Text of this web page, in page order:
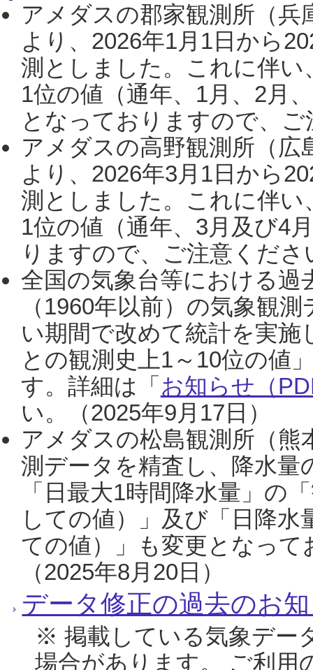
アメダスの郡家観測所（
より、2026年1月1日から
測としました。これに伴い
1位の値（通年、1月、2月
となっておりますので、
アメダスの高野観測所（
より、2026年3月1日から
測としました。これに伴い
1位の値（通年、3月及び4
りますので、ご注意くだ
全国の気象台等における過
（1960年以前）の気象観
い期間で改めて統計を実
との観測史上1～10位の値
す。詳細は「 お知らせ（
い。（2025年9月17日）
アメダスの松島観測所（熊
測データを精査し、降水
「日最大1時間降水量」の
しての値）」及び「日降
ての値）」も変更となっ
（2025年8月20日）
データ修正の過去のお
※ 掲載している気象デー
場合があります。 ご利用